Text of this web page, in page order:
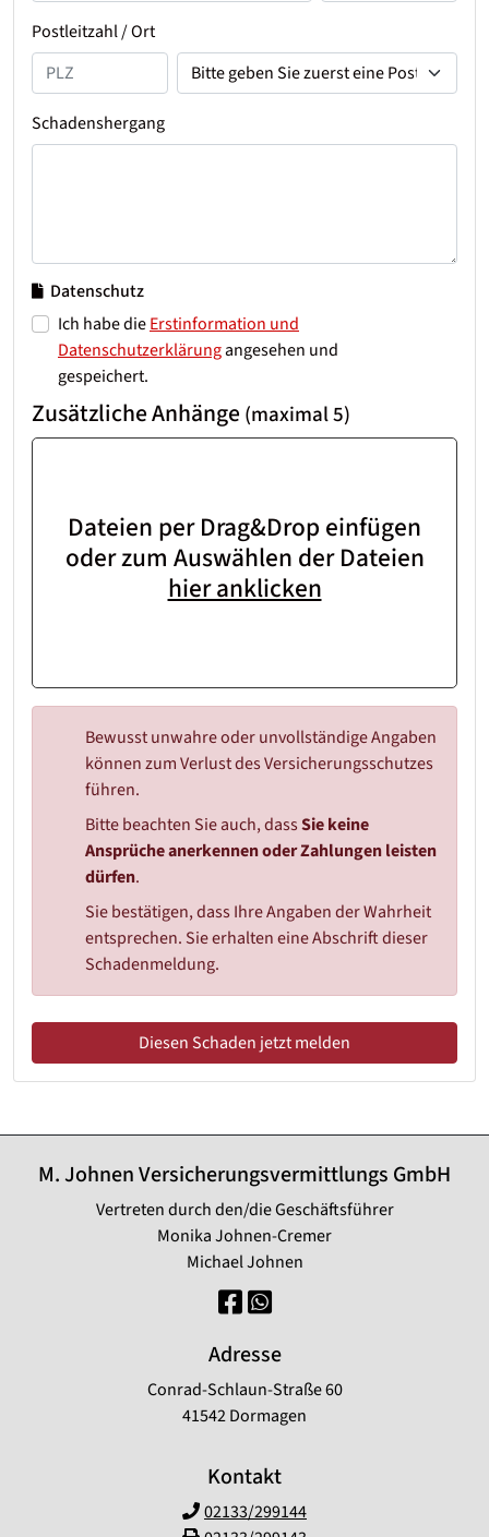
Postleitzahl / Ort
Schadenshergang
Datenschutz
Ich habe dieErstinformation und
Datenschutzerklärungangesehen und
gespeichert.
Zusätzliche Anhänge (maximal 5)
Dateien per Drag&Drop einfügen
oder zum Auswählen der Dateien
hier anklicken
Bewusst unwahre oder unvollständige Angaben
können zum Verlust des Versicherungsschutzes
führen.
Bitte beachten Sie auch, dassSie keine
Ansprüche anerkennen oder Zahlungen leisten
dürfen.
Sie bestätigen, dass Ihre Angaben der Wahrheit
entsprechen. Sie erhalten eine Abschrift dieser
Schadenmeldung.
Diesen Schaden jetzt melden
M. Johnen Versicherungsvermittlungs GmbH
Vertreten durch den/die Geschäftsführer
Monika Johnen-Cremer
Michael Johnen
Adresse
Conrad-Schlaun-Straße 60
41542 Dormagen
Kontakt
02133/299144